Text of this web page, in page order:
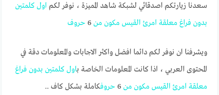
سعدنا زيارتكم اصدقائي لشبكة شاهد المميزة ، نوفر لكم اول كلمتين
بدون فراغ معلقة امرئ القيس مكون من 6 حروف
ويشرفنا ان نوفر لكم دائما افضل واكثر الاجابات والمعلومات دقة في
المحتوى العربي ، اذا كانت المعلومات الخاصة باول كلمتين بدون فراغ
معلقة امرئ القيس مكون من 6 حروفكاملة بشكل كاف ..